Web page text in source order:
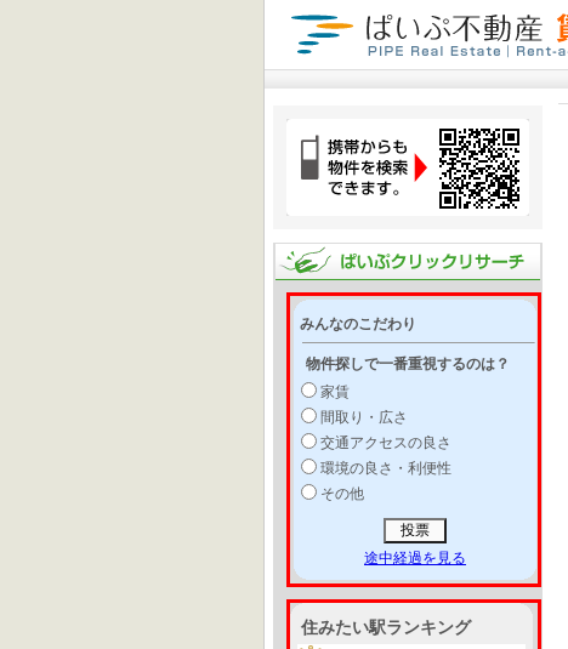
みんなのこだわり
物件探しで一番重視するのは？
家賃
間取り・広さ
交通アクセスの良さ
環境の良さ・利便性
その他
途中経過を見る
住みたい駅ランキング